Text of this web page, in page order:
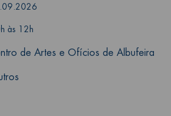
às 12h
de Artes e Ofícios de Albufeira